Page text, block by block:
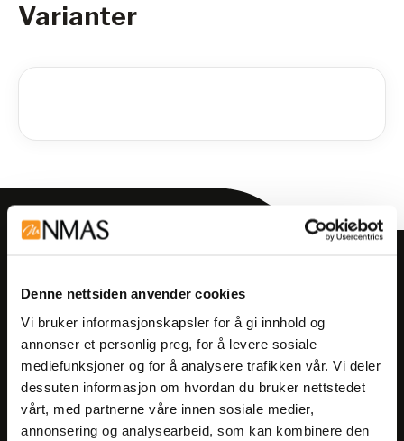
Denne nettsiden anvender cookies
Vi bruker informasjonskapsler for å gi innhold og
annonser et personlig preg, for å levere sosiale
mediefunksjoner og for å analysere trafikken vår. Vi deler
dessuten informasjon om hvordan du bruker nettstedet
vårt, med partnerne våre innen sosiale medier,
annonsering og analysearbeid, som kan kombinere den
Varianter
Få informasjon om produkter,
arrangementer og kampanjer.
Meld på nyhetsbrev